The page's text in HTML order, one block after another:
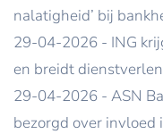
nalatigheid’ bij
29-04-2026 - ING
en breidt
29-04-2026 - ASN
bezorgd over invloed